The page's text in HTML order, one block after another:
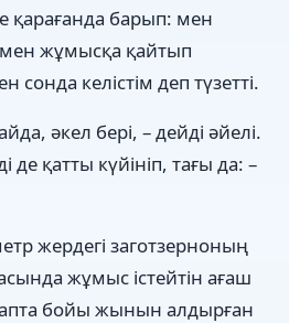
қарағанда барып: мен
жұмысқа қайтып
келістім деп түзетті.
әкел бері, – дейді әйелі.
де қатты күйініп, тағы да: –
жердегі заготзерноның
жұмыс істейтін ағаш
бойы жынын алдырған